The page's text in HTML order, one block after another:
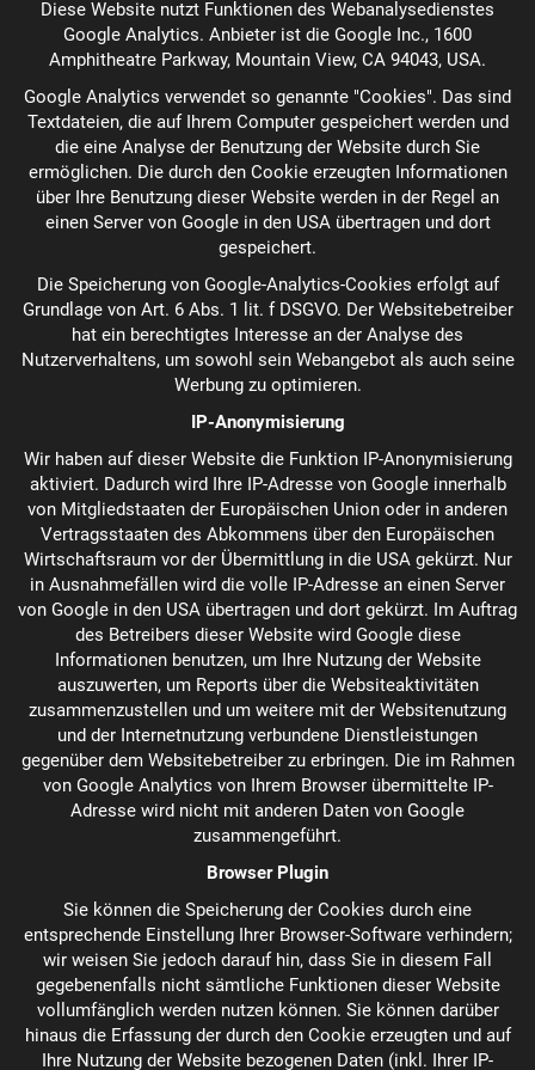
Diese Website nutzt Funktionen des Webanalysedienstes
Google Analytics. Anbieter ist die Google Inc., 1600
Amphitheatre Parkway, Mountain View, CA 94043, USA.
Google Analytics verwendet so genannte "Cookies". Das sind
Textdateien, die auf Ihrem Computer gespeichert werden und
die eine Analyse der Benutzung der Website durch Sie
ermöglichen. Die durch den Cookie erzeugten Informationen
über Ihre Benutzung dieser Website werden in der Regel an
einen Server von Google in den USA übertragen und dort
gespeichert.
Die Speicherung von Google-Analytics-Cookies erfolgt auf
Grundlage von Art. 6 Abs. 1 lit. f DSGVO. Der Websitebetreiber
hat ein berechtigtes Interesse an der Analyse des
Nutzerverhaltens, um sowohl sein Webangebot als auch seine
Werbung zu optimieren.
IP-Anonymisierung
Wir haben auf dieser Website die Funktion IP-Anonymisierung
aktiviert. Dadurch wird Ihre IP-Adresse von Google innerhalb
von Mitgliedstaaten der Europäischen Union oder in anderen
Vertragsstaaten des Abkommens über den Europäischen
Wirtschaftsraum vor der Übermittlung in die USA gekürzt. Nur
in Ausnahmefällen wird die volle IP-Adresse an einen Server
von Google in den USA übertragen und dort gekürzt. Im Auftrag
des Betreibers dieser Website wird Google diese
Informationen benutzen, um Ihre Nutzung der Website
auszuwerten, um Reports über die Websiteaktivitäten
zusammenzustellen und um weitere mit der Websitenutzung
und der Internetnutzung verbundene Dienstleistungen
gegenüber dem Websitebetreiber zu erbringen. Die im Rahmen
von Google Analytics von Ihrem Browser übermittelte IP-
Adresse wird nicht mit anderen Daten von Google
zusammengeführt.
Browser Plugin
Sie können die Speicherung der Cookies durch eine
entsprechende Einstellung Ihrer Browser-Software verhindern;
wir weisen Sie jedoch darauf hin, dass Sie in diesem Fall
gegebenenfalls nicht sämtliche Funktionen dieser Website
vollumfänglich werden nutzen können. Sie können darüber
hinaus die Erfassung der durch den Cookie erzeugten und auf
Ihre Nutzung der Website bezogenen Daten (inkl. Ihrer IP-